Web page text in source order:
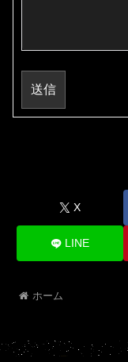
送信
X
LINE
ホーム